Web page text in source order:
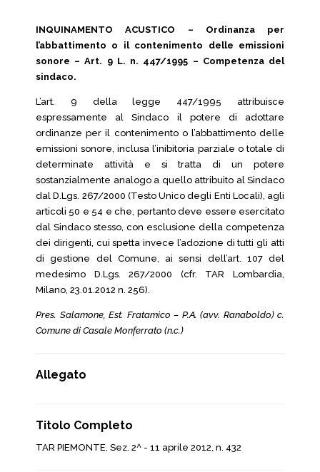
INQUINAMENTO ACUSTICO – Ordinanza per
l’abbattimento o il contenimento delle emissioni
sonore – Art. 9 L. n. 447/1995 – Competenza del
sindaco.
L’art. 9 della legge 447/1995 attribuisce
espressamente al Sindaco il potere di adottare
ordinanze per il contenimento o l’abbattimento delle
emissioni sonore, inclusa l’inibitoria parziale o totale di
determinate attività e si tratta di un potere
sostanzialmente analogo a quello attribuito al Sindaco
dal D.Lgs. 267/2000 (Testo Unico degli Enti Locali), agli
articoli 50 e 54 e che, pertanto deve essere esercitato
dal Sindaco stesso, con esclusione della competenza
dei dirigenti, cui spetta invece l’adozione di tutti gli atti
di gestione del Comune, ai sensi dell’art. 107 del
medesimo D.Lgs. 267/2000 (cfr. TAR Lombardia,
Milano, 23.01.2012 n. 256).
Pres. Salamone, Est. Fratamico – P.A. (avv. Ranaboldo) c.
Comune di Casale Monferrato (n.c.)
Allegato
Titolo Completo
TAR PIEMONTE, Sez. 2^ - 11 aprile 2012, n. 432